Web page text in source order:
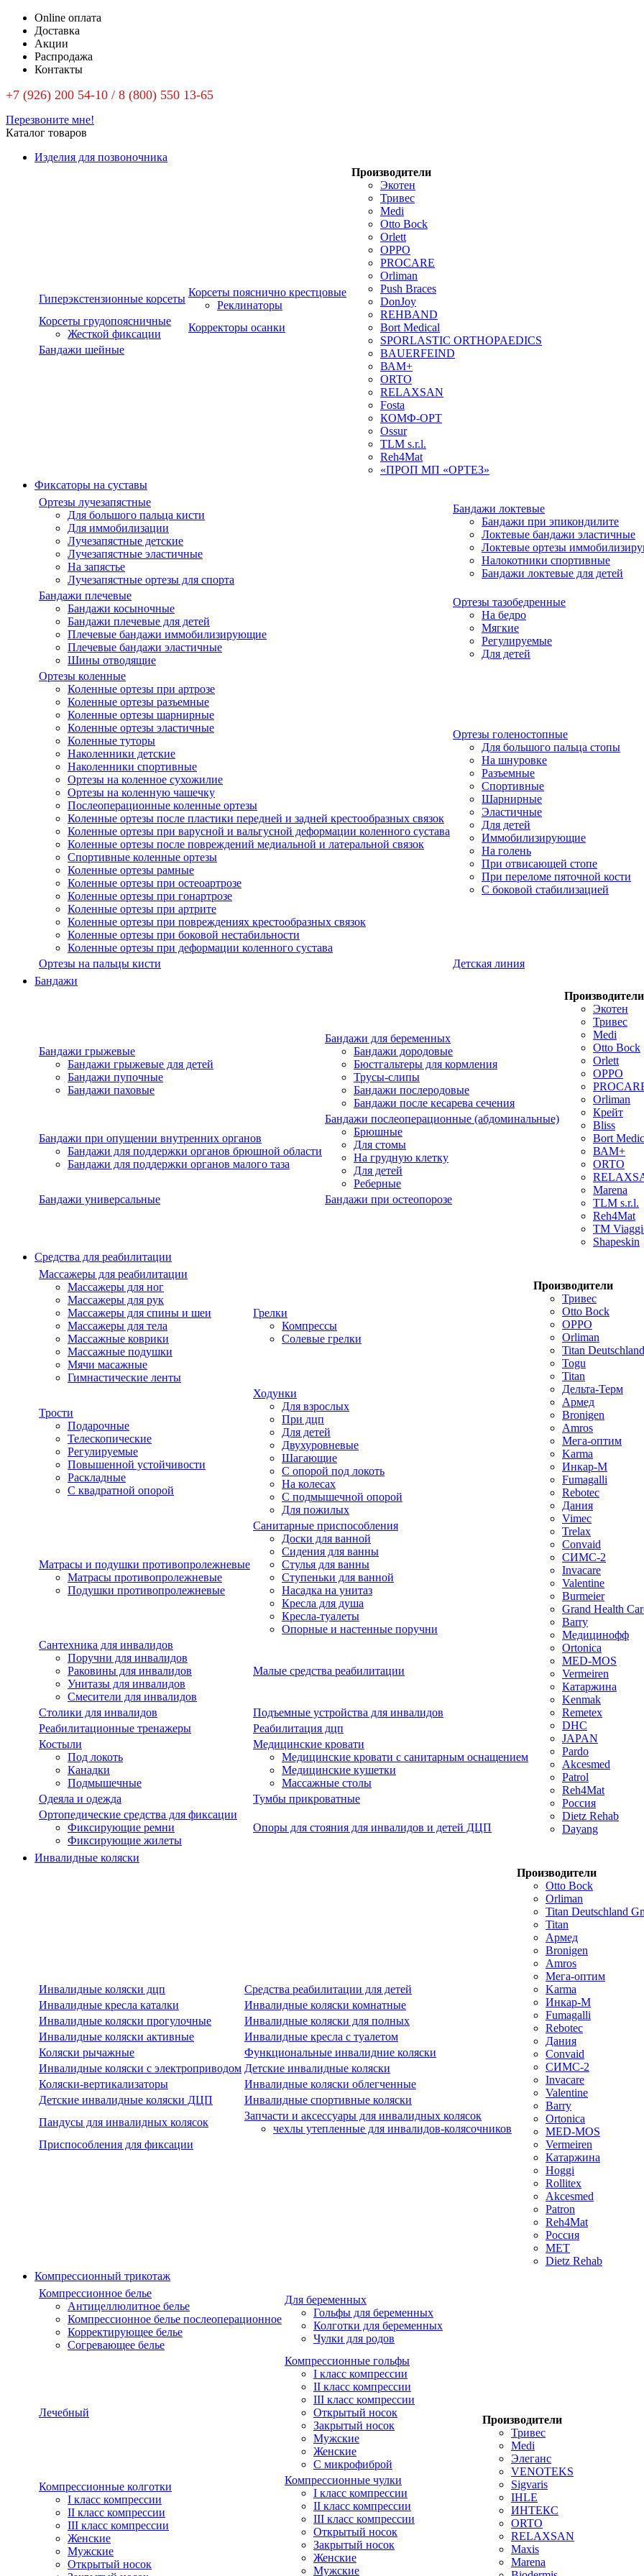
Online оплата
Доставка
Акции
Распродажа
Контакты
+7 (926) 200 54-10 / 8 (800) 550 13-65
Перезвоните мне!
Каталог товаров
Изделия для позвоночника
Гиперэкстензионные корсеты
Корсеты пояснично крестцовые
Реклинаторы
Корсеты грудопоясничные
Жесткой фиксации
Корректоры осанки
Бандажи шейные
Производители
Экотен
Тривес
Medi
Otto Bock
Orlett
OPPO
PROCARE
Orliman
Push Braces
DonJoy
REHBAND
Bort Medical
SPORLASTIC ORTHOPAEDICS
BAUERFEIND
ВАМ+
ORTO
RELAXSAN
Fosta
КОМФ-ОРТ
Ossur
TLM s.r.l.
Reh4Mat
«ПРОП МП «ОРТЕЗ»
Фиксаторы на суставы
Ортезы лучезапястные
Для большого пальца кисти
Для иммобилизации
Лучезапястные детские
Лучезапястные эластичные
На запястье
Лучезапястные ортезы для спорта
Бандажи локтевые
Бандажи при эпикондилите
Локтевые бандажи эластичные
Локтевые ортезы
Налокотники спортивные
Бандажи локтевые для детей
Бандажи плечевые
Бандажи косыночные
Бандажи плечевые для детей
Плечевые бандажи иммобилизирующие
Плечевые бандажи эластичные
Шины отводящие
Ортезы тазобедренные
На бедро
Мягкие
Регулируемые
Для детей
Ортезы коленные
Коленные ортезы при артрозе
Коленные ортезы разъемные
Коленные ортезы шарнирные
Коленные ортезы эластичные
Коленные туторы
Наколенники детские
Наколенники спортивные
Ортезы на коленное сухожилие
Ортезы на коленную чашечку
Послеоперационные коленные ортезы
Коленные ортезы после пластики передней и задней крестообразных связок
Коленные ортезы при варусной и вальгусной деформации коленного сустава
Коленные ортезы после повреждений медиальной и латеральной связок
Спортивные коленные ортезы
Коленные ортезы рамные
Коленные ортезы при остеоартрозе
Коленные ортезы при гонартрозе
Коленные ортезы при артрите
Коленные ортезы при повреждениях крестообразных связок
Коленные ортезы при боковой нестабильности
Коленные ортезы при деформации коленного сустава
Ортезы голеностопные
Для большого пальца стопы
На шнуровке
Разъемные
Спортивные
Шарнирные
Эластичные
Для детей
Иммобилизирующие
На голень
При отвисающей стопе
При переломе пяточной кости
С боковой стабилизацией
Ортезы на пальцы кисти
Детская линия
Бандажи
Бандажи грыжевые
Бандажи грыжевые для детей
Бандажи пупочные
Бандажи паховые
Бандажи для беременных
Бандажи дородовые
Бюстгальтеры для кормления
Трусы-слипы
Бандажи послеродовые
Бандажи после кесарева сечения
Бандажи при опущении внутренних органов
Бандажи для поддержки органов брюшной области
Бандажи для поддержки органов малого таза
Бандажи послеоперационные (абдоминальные)
Брюшные
Для стомы
На грудную клетку
Для детей
Реберные
Бандажи универсальные
Бандажи при остеопорозе
Производители
Экотен
Тривес
Medi
Otto Bock
Orlett
OPPO
Orliman
Крейт
Bliss
Bort
ВАМ+
ORTO
Marena
TLM s.r.l.
Reh4Mat
TM
Shapeskin
Средства для реабилитации
Массажеры для реабилитации
Массажеры для ног
Массажеры для рук
Массажеры для спины и шеи
Массажеры для тела
Массажные коврики
Массажные подушки
Мячи масажные
Гимнастические ленты
Грелки
Компрессы
Солевые грелки
Трости
Подарочные
Телескопические
Регулируемые
Повышенной устойчивости
Раскладные
С квадратной опорой
Ходунки
Для взрослых
При дцп
Для детей
Двухуровневые
Шагающие
С опорой под локоть
На колесах
С подмышечной опорой
Для пожилых
Матрасы и подушки противопролежневые
Матрасы противопролежневые
Подушки противопролежневые
Санитарные приспособления
Доски для ванной
Сидения для ванны
Стулья для ванны
Ступеньки для ванной
Насадка на унитаз
Кресла для душа
Кресла-туалеты
Опорные и настенные поручни
Сантехника для инвалидов
Поручни для инвалидов
Раковины для инвалидов
Унитазы для инвалидов
Смесители для инвалидов
Малые средства реабилитации
Столики для инвалидов
Подъемные устройства для инвалидов
Реабилитационные тренажеры
Реабилитация дцп
Костыли
Под локоть
Канадки
Подмышечные
Медицинские кровати
Медицинские кровати с санитарным оснащением
Медицинские кушетки
Массажные столы
Одеяла и одежда
Тумбы прикроватные
Ортопедические средства для фиксации
Фиксирующие ремни
Фиксирующие жилеты
Опоры для стояния для инвалидов и детей ДЦП
Производители
Тривес
Otto Bock
OPPO
Orliman
Titan
Togu
Titan
Дельта-Терм
Армед
Bronigen
Amros
Мега-оптим
Karma
Инкар-М
Fumagalli
Rebotec
Дания
Vimec
Trelax
Convaid
СИМС-2
Invacare
Valentine
Burmeier
Grand Health
Barry
Медицинофф
Ortonica
MED-MOS
Vermeiren
Катаржина
Kenmak
Remetex
DHC
JAPAN
Pardo
Akcesmed
Patrol
Reh4Mat
Россия
Dietz Rehab
Dayang
Инвалидные коляски
Инвалидные коляски дцп
Средства реабилитации для детей
Инвалидные кресла каталки
Инвалидные коляски комнатные
Инвалидные коляски прогулочные
Инвалидные коляски для полных
Инвалидные коляски активные
Инвалидные кресла с туалетом
Коляски рычажные
Функциональные инвалидние коляски
Инвалидные коляски с электроприводом Детские инвалидные коляски
Коляски-вертикализаторы
Инвалидные коляски облегченные
Детские инвалидные коляски ДЦП
Инвалидные спортивные коляски
Пандусы для инвалидных колясок
Запчасти и аксессуары для инвалидных колясок
чехлы утепленные для инвалидов-колясочников
Приспособления для фиксации
Производители
Otto Bock
Orliman
Titan Deutschland
Titan
Армед
Bronigen
Amros
Мега-оптим
Karma
Инкар-М
Fumagalli
Rebotec
Дания
Convaid
СИМС-2
Invacare
Valentine
Barry
Ortonica
MED-MOS
Vermeiren
Катаржина
Hoggi
Rollitex
Akcesmed
Patron
Reh4Mat
Россия
МЕТ
Dietz Rehab
Компрессионный трикотаж
Компрессионное белье
Антицеллюлитное белье
Компрессионное белье послеоперационное
Корректирующее белье
Согревающее белье
Для беременных
Гольфы для беременных
Колготки для беременных
Чулки для родов
Лечебный
Компрессионные гольфы
I класс компрессии
II класс компрессии
III класс компрессии
Открытый носок
Закрытый носок
Мужские
Женские
С микрофиброй
Компрессионные колготки
I класс компрессии
II класс компрессии
III класс компрессии
Женские
Мужские
Открытый носок
Компрессионные чулки
I класс компрессии
II класс компрессии
III класс компрессии
Открытый носок
Закрытый носок
Женские
Мужские
Производители
Тривес
Medi
Элеганс
VENOTEKS
Sigvaris
IHLE
ИНТЕКС
ORTO
RELAXSAN
Maxis
Marena